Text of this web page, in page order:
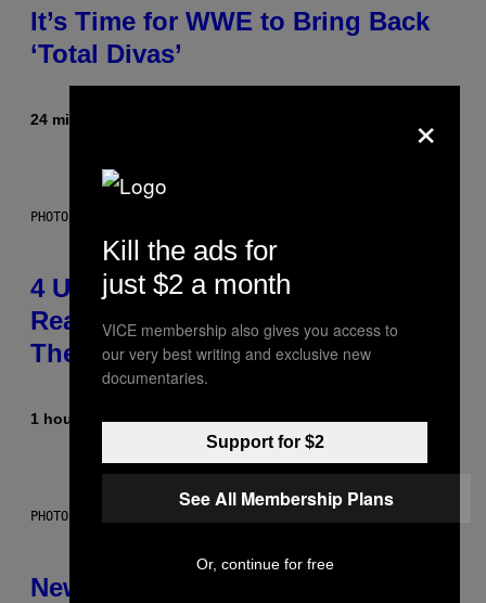
It’s Time for WWE to Bring Back
‘Total Divas’
24 minutes ago
PHOTO: GCSHUTTER / GETTY IMAGES
4 Unexpected but Common
Reasons Couples End Up in
Therapy, According to an Expert
1 hour agoBySammi Caramela
PHOTO: CSA-PRINTSTOCK / GETTY IMAGES
New Study Reveals We Still Pick
×
Kill the ads for
just $2 a month
VICE membership also gives you access to
our very best writing and exclusive new
documentaries.
Support for $2
See All Membership Plans
Or, continue for free